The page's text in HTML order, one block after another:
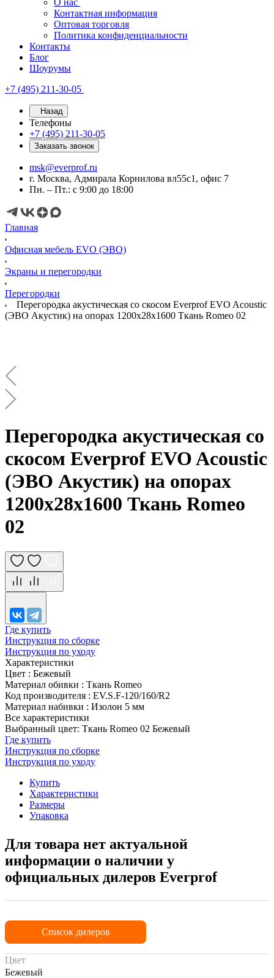
О нас
Контактная информация
Оптовая торговля
Политика конфиденциальности
Контакты
Блог
Шоурумы
+7 (495) 211-30-05
Назад
Телефоны
+7 (495) 211-30-05
Заказать звонок
msk@everprof.ru
г. Москва, Адмирала Корнилова вл55с1, офис 7
Пн. – Пт.: с 9:00 до 18:00
Главная
Офисная мебель EVO (ЭВО)
Экраны и перегородки
Перегородки
Перегородка акустическая со скосом Everprof EVO Acoustic
(ЭВО Акустик) на опорах 1200х28х1600 Ткань Romeo 02
Перегородка акустическая со
скосом Everprof EVO Acoustic
(ЭВО Акустик) на опорах
1200х28х1600 Ткань Romeo
02
Где купить
Инструкция по сборке
Инструкция по уходу
Характеристики
Цвет : Бежевый
Материал обивки : Ткань Romeo
Код производителя : EV.S.F-120/160/R2
Материал набивки : Изолон 5 мм
Все характеристики
Выбранный цвет: Ткань Romeo 02 Бежевый
Где купить
Инструкция по сборке
Инструкция по уходу
Купить
Характеристики
Размеры
Упаковка
Для товара нет актуальной
информации о наличии у
официальных дилеров Everprof
Список дилеров
Цвет
Бежевый